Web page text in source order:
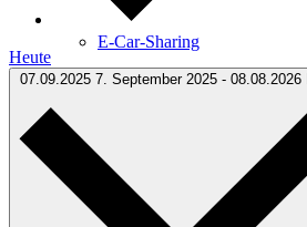
E-Car-Sharing
Free Wifi
Heute
07.09.2025 7. September 2025 - 08.08.2026